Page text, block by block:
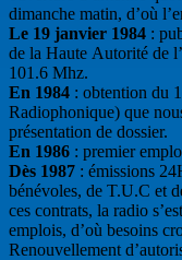
dimanche matin, d’où
Le 19 janvier 1984 :
de la Haute Autorité de
101.6 Mhz.
En 1984 : obtention du
Radiophonique) que
présentation de dossier.
En 1986 : premier
Dès 1987 : émissions
bénévoles, de T.U.C et
ces contrats, la radio
emplois, d’où besoins
Renouvellement